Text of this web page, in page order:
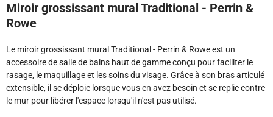
Miroir grossissant mural Traditional - Perrin &
Rowe
Le miroir grossissant mural Traditional - Perrin & Rowe est un
accessoire de salle de bains haut de gamme conçu pour faciliter le
rasage, le maquillage et les soins du visage. Grâce à son bras articulé
extensible, il se déploie lorsque vous en avez besoin et se replie contre
le mur pour libérer l'espace lorsqu'il n'est pas utilisé.